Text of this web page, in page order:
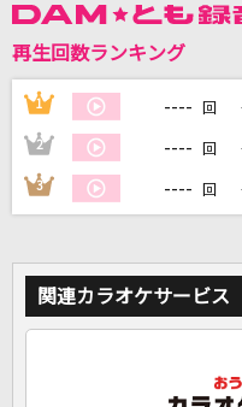
DAMに会
カラオケ
再生回数ランキング
1 ---- 回
2 ---- 回
3 ---- 回
関連カラオケサービス